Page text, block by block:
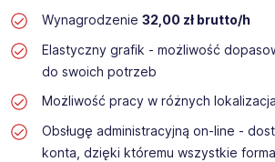
Wynagrodzenie 32,00 zł brutto/h
Elastyczny grafik - możliwość
do swoich potrzeb
Możliwość pracy w różnych
Obsługę administracyjną on-line -
konta, dzięki któremu wszystkie